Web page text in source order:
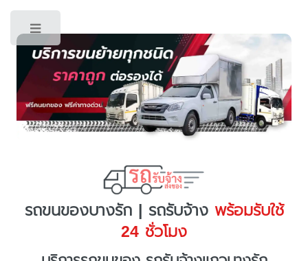
รถขนของบางรัก | รถรับจ้างพร้อมรับใช้
24 ชั่วโมง
Toggle